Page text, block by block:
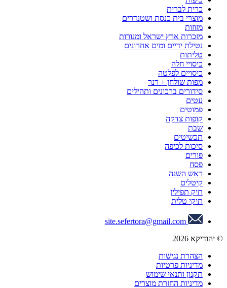
כרית לברית
מוצרי בית כנסת ושטנדרים
מזוזות
מזכרות ארץ ישראל ומנורות
נטילת ידיים ומים אחרונים
טליתות
כיסויי חלה
כיסויים לפלטה
מפות שולחן + רנר
סידורים ברכונים ותהילים
עטים
פמוטים
קופות צדקה
שבת
תכשיטים
סיכות לכיפה
פורים
פסח
ראש השנה
קיטלים
תיק תפילין
תיקי טלית
site.sefertora@gmail.com
© יהודיקא 2026
הצהרת נגישות
מדיניות פרטיות
תקנון ותנאי שימוש
מדיניות החזרת מוצרים